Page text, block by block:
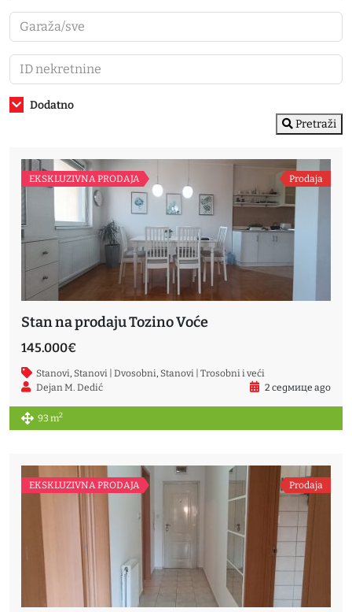
Dodatno
Pretraži
EKSKLUZIVNA PRODAJA Prodaja
Stan na prodaju Tozino Voće
145.000€
Stanovi Stanovi | Dvosobni Stanovi | Trosobni i veći
Dejan M. Dedić
2 седмице ago
93 m2
EKSKLUZIVNA PRODAJA Prodaja